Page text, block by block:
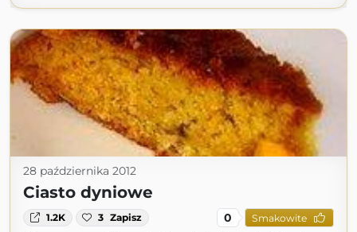
28 października 2012
Ciasto dyniowe
1.2K 3 Zapisz 0 Smakowite